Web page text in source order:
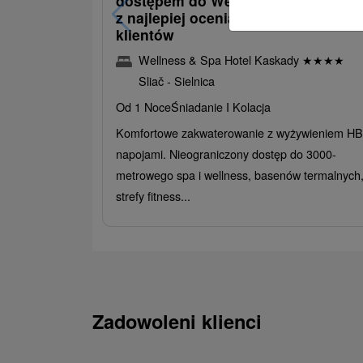
z najlepiej ocenianych hoteli przez
klientów
Wellness & Spa Hotel Kaskady ★★★★
Sliač - Sielnica
Od 1 NoceŚniadanie I Kolacja
Komfortowe zakwaterowanie z wyżywieniem
napojami. Nieograniczony dostęp do 3000-
metrowego spa i wellness, basenów termalnych,
strefy fitness...
Zadowoleni klienci